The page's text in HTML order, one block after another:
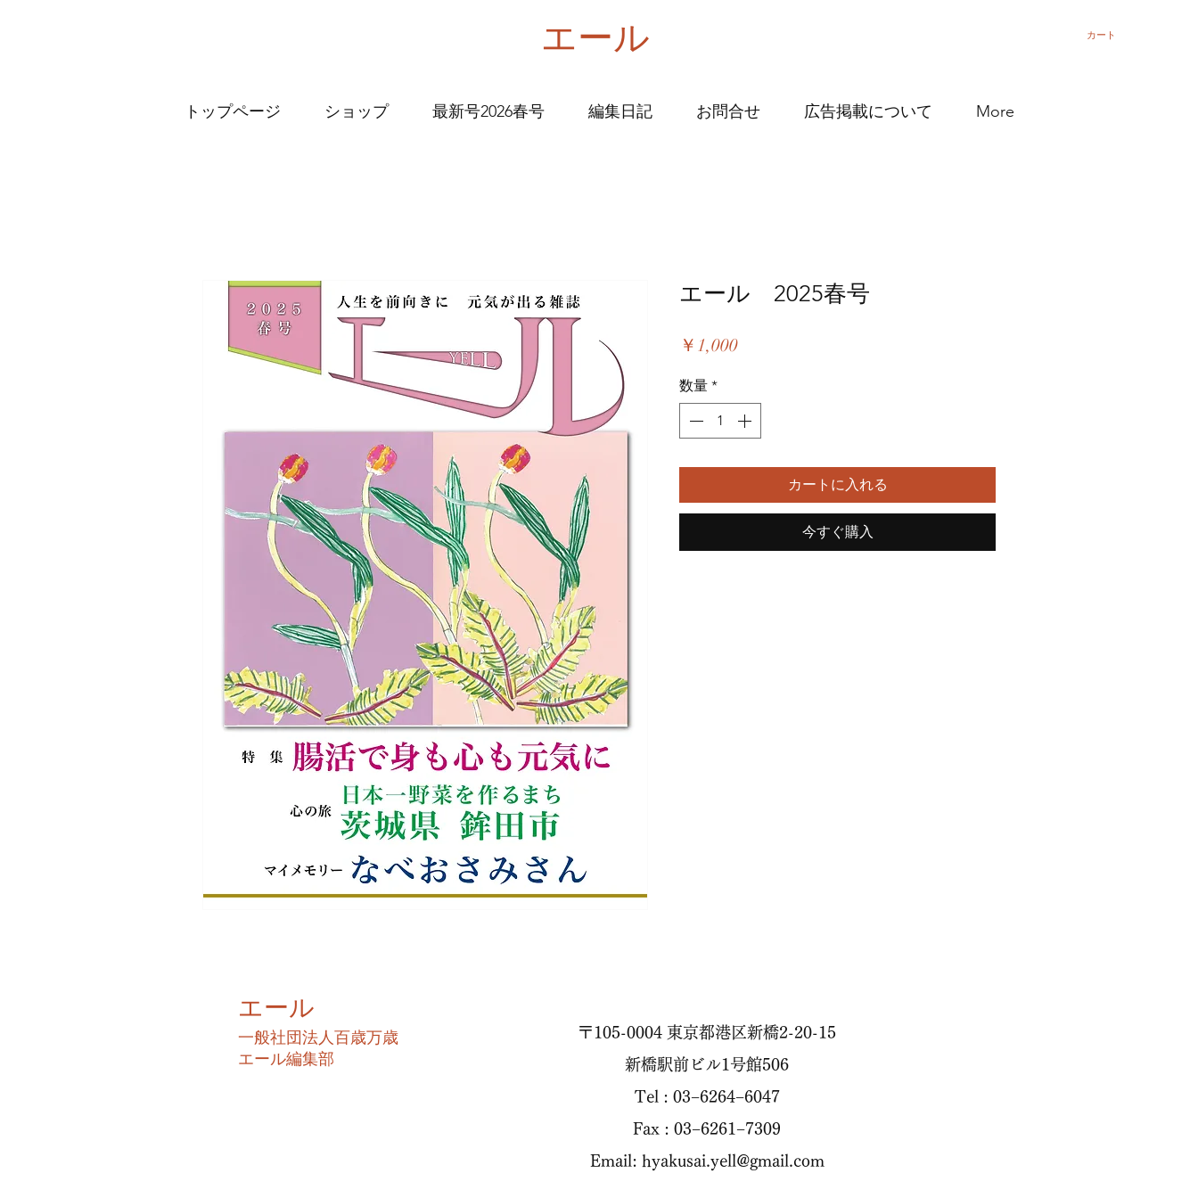
エール カート
トップページ ショップ 最新号2026春号 編集日記 お問合せ 広告掲載について More
エール 2025春号
￥1,000価
数量 *
カートに入れる
今すぐ購入
エール
​一般社団法人百歳万歳
​エール編集部
〒105-0004 東京都港区新橋2-20-15
新橋駅前ビル1号館506
Tel : 03−6264−6047
Fax : 03−6261−7309
Email: hyakusai.yell@gmail.com